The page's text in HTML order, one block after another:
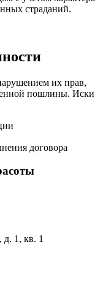
страданий.
их прав,
пошлины. Иски
договора
д. 1, кв. 1